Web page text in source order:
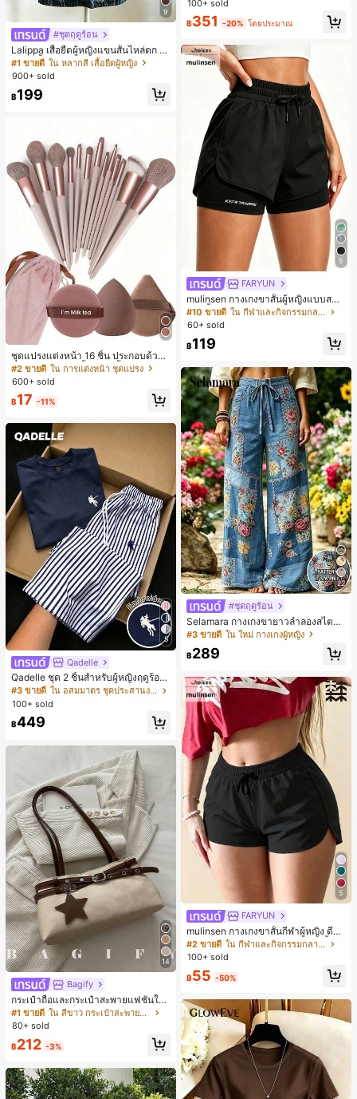
9
#ชุดฤดูร้อน
Lalippa เสื้อยืดผู้หญิงแขนสั้นไหล่ตก ค
อวีปกเสื้อ ลายพิมพ์ดิจิทัลลายทาง สไตล์
สปอร์ตแฟชั่นมินิมอล ของขวัญสำหรับเ
พื่อน
#1 ขายดี ใน หลากสี เสื้อยืดผู้หญิง
900+ sold
฿199
ชุดแปรงแต่งหน้า 16 ชิ้น ประกอบด้วยแ
ปรงแต่งหน้า 13 ชิ้น, ฟองน้ำแต่งหน้ารู
ปหยดน้ำ 1 ชิ้น, แปรงแป้งรองพื้นกลม 1
ชิ้น และฟองน้ำแต่งหน้ารูปสามเหลี่ยม
1 ชิ้น - ชุดคลาสสิก ทำจากขนสังเคราะ
ห์นุ่มและเป็นมิตรต่อผิว เหมาะสำหรับผู้
หญิงและเด็กผู้หญิง เหมาะสำหรับฤดูใบ
ไม้ร่วงและฤดูหนาว
#2 ขายดี ใน การแต่งหน้า ชุดแปรง
600+ sold
฿17 -11%
5
Qadelle
Qadelle ชุด 2 ชิ้นสำหรับผู้หญิงฤดูร้อน
แบบสบายๆ สำหรับใส่ทุกวัน, กางเกงขา
ยาวลายทางสีน้ำเงินเข้มและสีขาว, เสื้อ
ยืดแขนสั้นคอกลมปักลายรัดรูป
#3 ขายดี
ใน อสมมาตร ชุดประสานงานสตรี
100+ sold
฿449
14
Bagify
กระเป๋าถือและกระเป๋าสะพายแฟชั่นให
ม่ ตกแต่งด้วยเข็มขัด เหมาะสำหรับงาน
ปาร์ตี้ การรวมตัว การออกไปข้างนอก ก
ประจำวัน สามารถเก็บเหรียญ โทรศัพท์
านออฟฟิศ นักศึกษามหาวิทยาลัย และ
พนักงานออฟฟิศ กระเป๋าผู้หญิงที่หรูหรา
#1 ขายดี
ใน สีขาว กระเป๋าสะพายผู้หญิง
80+ sold
฿212 -3%
น เสื้อนอก สีน้ำตาล สไตล์สบายๆ ฤดูใบ
ไม้ร่วง
100+ sold
฿351 -20% โดยประมาณ
5
FARYUN
mulinsen กางเกงขาสั้นผู้หญิงแบบสบา
ยๆ สีพื้น หลวม อเนกประสงค์ กางเกงขา
สั้นกีฬา 2-In-1 สำหรับวิ่ง ฟิตเนส และก
#10 ขายดี
ใน กีฬาและกิจกรรมกลางแจ้ง
60+ sold
฿119
22
#ชุดฤดูร้อน
Selamara กางเกงขายาวลำลองสไตล์โ
บฮีเมียนสำหรับพักผ่อน สีกากี ผิวสัมผัส
มีเท็กซ์เจอร์ เอวสูงทรงหลวม เอวยางยืด
พร้อมเชือกรูด ทรงขาตรงทิ้งตัว ขากว้า
ดินทาง
#3 ขายดี ใน ใหม่ กางเกงผู้หญิง
฿289
5
FARYUN
mulinsen กางเกงขาสั้นกีฬาผู้หญิง ดีไซ
น์ปลายเปิด เอวยืดหยุ่น กางเกงขาสั้น
ลำลองกีฬาฤดูร้อน ความยาว 3/4
#2 ขายดี
ใน กีฬาและกิจกรรมกลางแจ้ง
100+ sold
฿55 -50%